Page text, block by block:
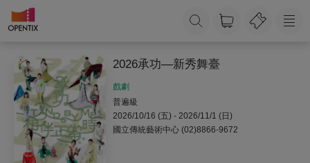
2026承功—新秀舞臺
戲劇
普遍級
2026/10/16 (五) - 2026/11/1 (日)
國立傳統藝術中心 (02)8866-9672